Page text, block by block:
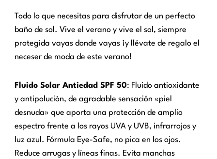
Todo lo que necesitas para disfrutar de un perfecto
baño de sol. Vive el verano y vive el sol, siempre
protegida vayas donde vayas ¡y llévate de regalo el
neceser de moda de este verano!
Fluido Solar Antiedad SPF 50: Fluido antioxidante
y antipolución, de agradable sensación «piel
desnuda» que aporta una protección de amplio
espectro frente a los rayos UVA y UVB, infrarrojos y
luz azul. Fórmula Eye-Safe, no pica en los ojos.
Reduce arrugas y líneas finas. Evita manchas